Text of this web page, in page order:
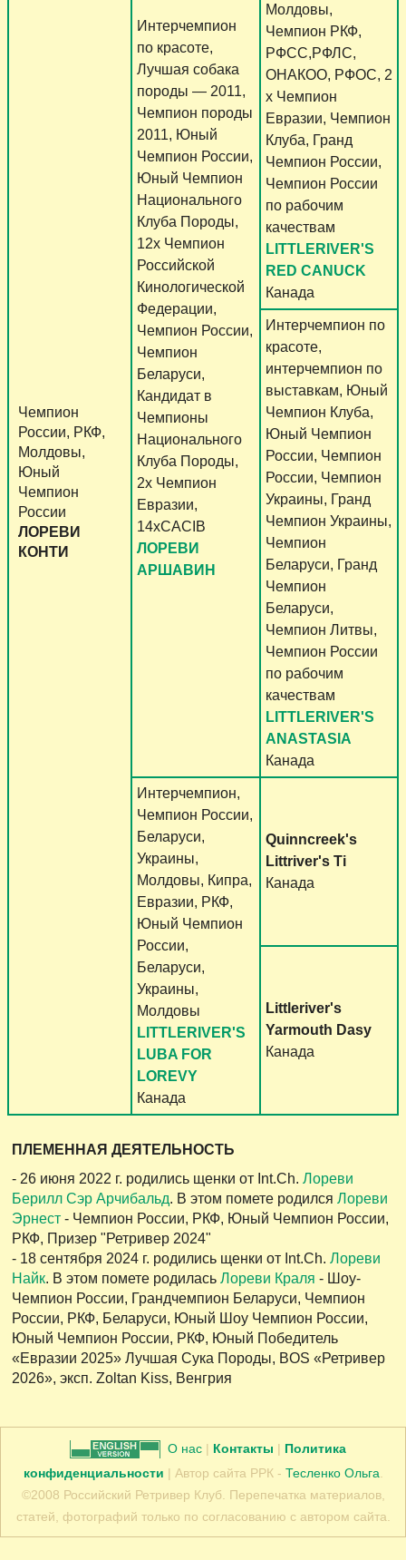
Чемпион
России, РКФ,
Молдовы,
Юный
Чемпион
России
ЛОРЕВИ
КОНТИ
Интерчемпион
по красоте,
Лучшая собака
породы — 2011,
Чемпион породы
2011, Юный
Чемпион России,
Юный Чемпион
Национального
Клуба Породы,
12х Чемпион
Российской
Кинологической
Федерации,
Чемпион России,
Чемпион
Беларуси,
Кандидат в
Чемпионы
Национального
Клуба Породы,
2x Чемпион
Евразии,
14xCACIB
ЛОРЕВИ
АРШАВИН
Молдовы,
Чемпион РКФ,
РФСС,РФЛС,
ОНАКОО, РФОС, 2
х Чемпион
Евразии, Чемпион
Клуба, Гранд
Чемпион России,
Чемпион России
по рабочим
качествам
LITTLERIVER'S
RED CANUCK
Канада
Интерчемпион по
красоте,
интерчемпион по
выставкам, Юный
Чемпион Клуба,
Юный Чемпион
России, Чемпион
России, Чемпион
Украины, Гранд
Чемпион Украины,
Чемпион
Беларуси, Гранд
Чемпион
Беларуси,
Чемпион Литвы,
Чемпион России
по рабочим
качествам
LITTLERIVER'S
ANASTASIA
Канада
Интерчемпион,
Чемпион России,
Беларуси,
Украины,
Молдовы, Кипра,
Евразии, РКФ,
Юный Чемпион
России,
Беларуси,
Украины,
Молдовы
LITTLERIVER'S
LUBA FOR
LOREVY
Канада
Quinncreek's
Littriver's Ti
Канада
Littleriver's
Yarmouth Dasy
Канада
ПЛЕМЕННАЯ ДЕЯТЕЛЬНОСТЬ
- 26 июня 2022 г. родились щенки от Int.Ch. Лореви
Берилл Сэр Арчибальд. В этом помете родился Лореви
Эрнест - Чемпион России, РКФ, Юный Чемпион России,
РКФ, Призер "Ретривер 2024"
- 18 сентября 2024 г. родились щенки от Int.Ch. Лореви
Найк. В этом помете родилась Лореви Краля - Шоу-
Чемпион России, Грандчемпион Беларуси, Чемпион
России, РКФ, Беларуси, Юный Шоу Чемпион России,
Юный Чемпион России, РКФ, Юный Победитель
«Евразии 2025» Лучшая Сука Породы, BOS «Ретривер
2026», эксп. Zoltan Kiss, Венгрия
О нас | Контакты | Политика
конфиденциальности | Автор сайта РРК - Тесленко Ольга
©2008 Российский Ретривер Клуб. Перепечатка материалов,
статей, фотографий только по согласованию с автором сайта.